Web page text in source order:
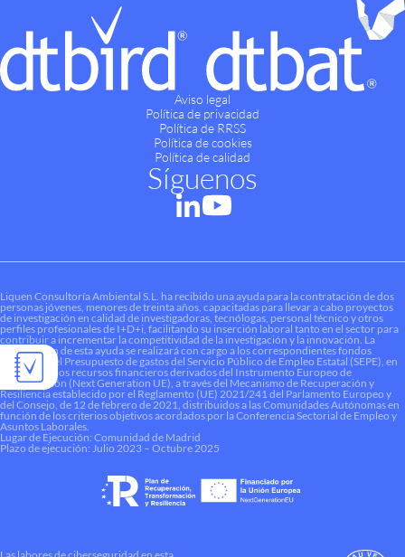
Aviso legal
Política de privacidad
Política de RRSS
Política de cookies
Política de calidad
Síguenos
Liquen Consultoría Ambiental S.L. ha recibido una ayuda para la contratación de dos
personas jóvenes, menores de treinta años, capacitadas para llevar a cabo proyectos
de investigación en calidad de investigadoras, tecnólogas, personal técnico y otros
perfiles profesionales de I+D+i, facilitando su inserción laboral tanto en el sector para
contribuir a incrementar la competitividad de la investigación y la innovación. La
financiación de esta ayuda se realizará con cargo a los correspondientes fondos
dotados en el Presupuesto de gastos del Servicio Público de Empleo Estatal (SEPE), en
el marco de los recursos financieros derivados del Instrumento Europeo de
Recuperación (Next Generation UE), a través del Mecanismo de Recuperación y
Resiliencia establecido por el Reglamento (UE) 2021/241 del Parlamento Europeo y
del Consejo, de 12 de febrero de 2021, distribuidos a las Comunidades Autónomas en
función de los criterios objetivos acordados por la Conferencia Sectorial de Empleo y
Asuntos Laborales.
Lugar de Ejecución: Comunidad de Madrid
Plazo de ejecución: Julio 2023 – Octubre 2025